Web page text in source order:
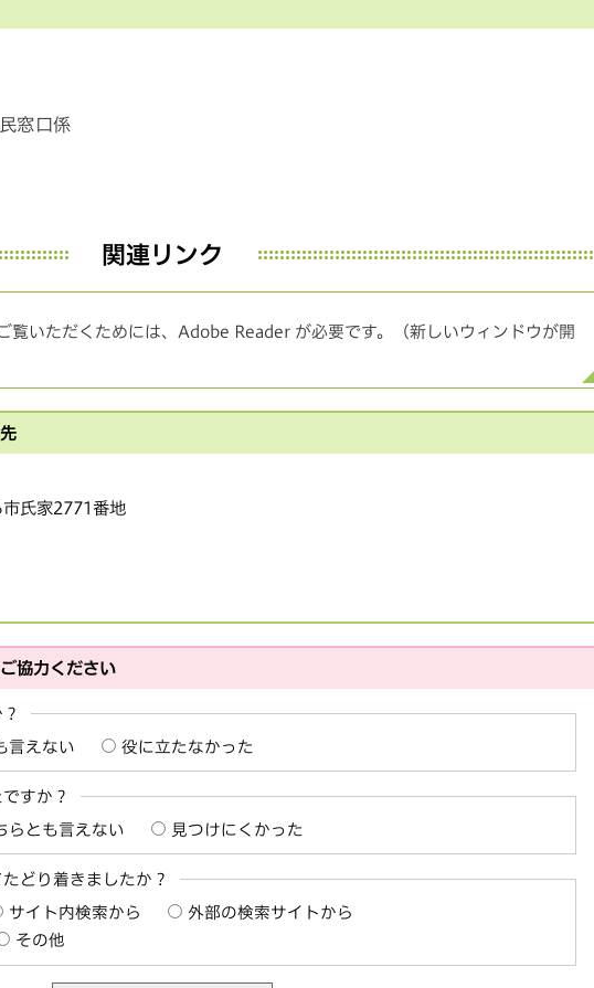
窓口係
関連リンク
覧いただくためには、Adobe Reader が必要です。（新しいウィンドウが開
氏家2771番地
協力ください
言えない 役に立たなかった
すか？
らとも言えない 見つけにくかった
どり着きましたか？
サイト内検索から
外部の検索サイトから
その他